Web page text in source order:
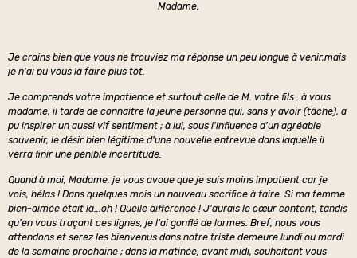
Madame,
Je crains bien que vous ne trouviez ma réponse un peu longue à venir,mais
je n'ai pu vous la faire plus tôt.
Je comprends votre impatience et surtout celle de M. votre fils : à vous
madame, il tarde de connaître la jeune personne qui, sans y avoir (tâché), a
pu inspirer un aussi vif sentiment ; à lui, sous l'influence d'un agréable
souvenir, le désir bien légitime d'une nouvelle entrevue dans laquelle il
verra finir une pénible incertitude.
Quandà moi, Madame, je vous avoue que je suis moins impatient car je
vois, hélas ! Dans quelques mois un nouveau sacrifice à faire. Si ma femme
bien-aimée était là...oh ! Quelle différence ! J'aurais le cœur content, tandis
qu'en vous traçant ces lignes, je l'ai gonflé de larmes. Bref, nous vous
attendons et serez les bienvenus dans notre triste demeure lundi ou mardi
de la semaine prochaine ; dans la matinée, avant midi, souhaitant vous